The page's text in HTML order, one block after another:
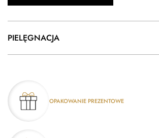
PIELĘGNACJA
OPAKOWANIE PREZENTOWE